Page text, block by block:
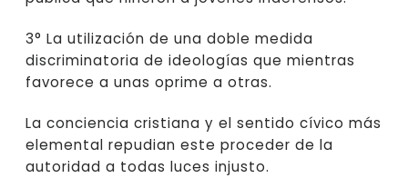
3° La utilización de una doble medida
discriminatoria de ideologías que mientras
favorece a unas oprime a otras.
La conciencia cristiana y el sentido cívico más
elemental repudian este proceder de la
autoridad a todas luces injusto.